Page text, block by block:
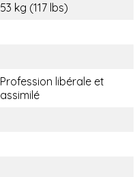
53 kg (117 lbs)
Profession libérale et
assimilé